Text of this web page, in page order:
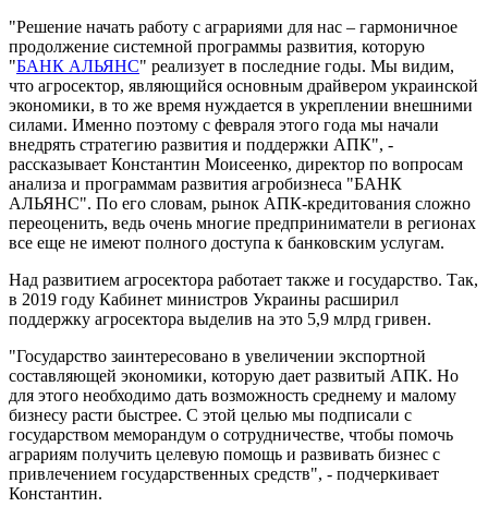
"Решение начать работу с аграриями для нас – гармоничное
продолжение системной программы развития, которую
"БАНК АЛЬЯНС" реализует в последние годы. Мы видим,
что агросектор, являющийся основным драйвером украинской
экономики, в то же время нуждается в укреплении внешними
силами. Именно поэтому с февраля этого года мы начали
внедрять стратегию развития и поддержки АПК", -
рассказывает Константин Моисеенко, директор по вопросам
анализа и программам развития агробизнеса "БАНК
АЛЬЯНС". По его словам, рынок АПК-кредитования сложно
переоценить, ведь очень многие предприниматели в регионах
все еще не имеют полного доступа к банковским услугам.
Над развитием агросектора работает также и государство. Так,
в 2019 году Кабинет министров Украины расширил
поддержку агросектора выделив на это 5,9 млрд гривен.
"Государство заинтересовано в увеличении экспортной
составляющей экономики, которую дает развитый АПК. Но
для этого необходимо дать возможность среднему и малому
бизнесу расти быстрее. С этой целью мы подписали с
государством меморандум о сотрудничестве, чтобы помочь
аграриям получить целевую помощь и развивать бизнес с
привлечением государственных средств", - подчеркивает
Константин.